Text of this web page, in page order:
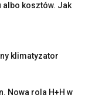
albo kosztów. Jak
klimatyzator
Nowa rola H+H w